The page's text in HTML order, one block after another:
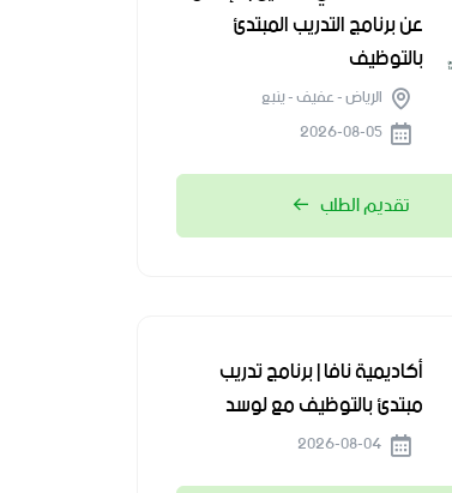
عن برنامج التدريب المبتدئ
بالتوظيف
الرياض - عفيف - ينبع
تقديم الطلب
أكاديمية نافا | برنامج تدريب
مبتدئ بالتوظيف مع لوسد